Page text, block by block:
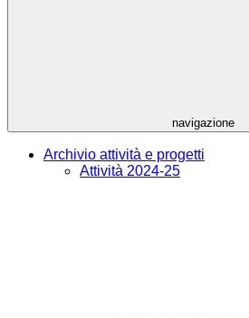
navigazione
Archivio attività e progetti
Attività 2024-25